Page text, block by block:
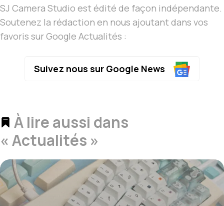
SJ Camera Studio est édité de façon indépendante.
Soutenez la rédaction en nous ajoutant dans vos
favoris sur Google Actualités :
Suivez nous sur Google News
À lire aussi dans
« Actualités »